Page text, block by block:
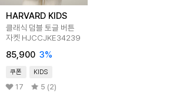
HARVARD KIDS
클래식 덤블 토글 버튼
자켓 HJCCJKE34239
85,900 3%
쿠폰 KIDS
17 5 (2)